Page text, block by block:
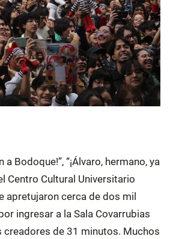
a Bodoque!”, “¡Álvaro, hermano, ya
Centro Cultural Universitario
apretujaron cerca de dos mil
ingresar a la Sala Covarrubias
creadores de 31 minutos. Muchos